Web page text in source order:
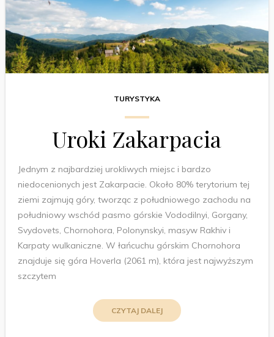
TURYSTYKA
Uroki Zakarpacia
Jednym z najbardziej urokliwych miejsc i bardzo
niedocenionych jest Zakarpacie. Około 80% terytorium tej
ziemi zajmują góry, tworząc z południowego zachodu na
południowy wschód pasmo górskie Vododilnyi, Gorgany,
Svydovets, Chornohora, Polonynskyi, masyw Rakhiv i
Karpaty wulkaniczne. W łańcuchu górskim Chornohora
znajduje się góra Hoverla (2061 m), która jest najwyższym
szczytem
CZYTAJ DALEJ